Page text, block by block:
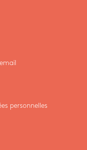
personnelles